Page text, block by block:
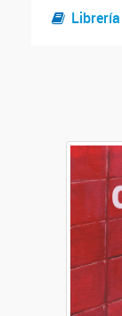
Librería